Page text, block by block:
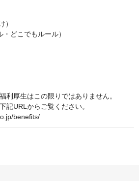
）
どこでもルール）
利厚生はこの限りではありません。
記URLからご覧ください。
benefits/